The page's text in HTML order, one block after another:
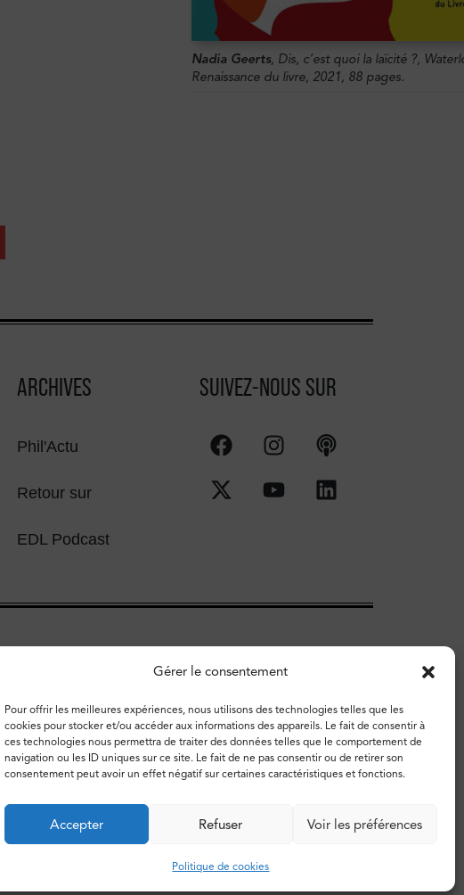
Gérer le consentement
Pour offrir les meilleures expériences, nous utilisons des technologies telles que les
cookies pour stocker et/ou accéder aux informations des appareils. Le fait de consentir à
ces technologies nous permettra de traiter des données telles que le comportement de
navigation ou les ID uniques sur ce site. Le fait de ne pas consentir ou de retirer son
consentement peut avoir un effet négatif sur certaines caractéristiques et fonctions.
Accepter Refuser Voir les préférences
Politique de cookies
Nadia Geerts, Dis, c’est quoi la laïcité ?,
Renaissance du livre, 2021, 88 pages.
ARCHIVES
Phil'Actu
Retour sur
EDL Podcast
SUIVEZ-NOUS SUR
Politique de cookies